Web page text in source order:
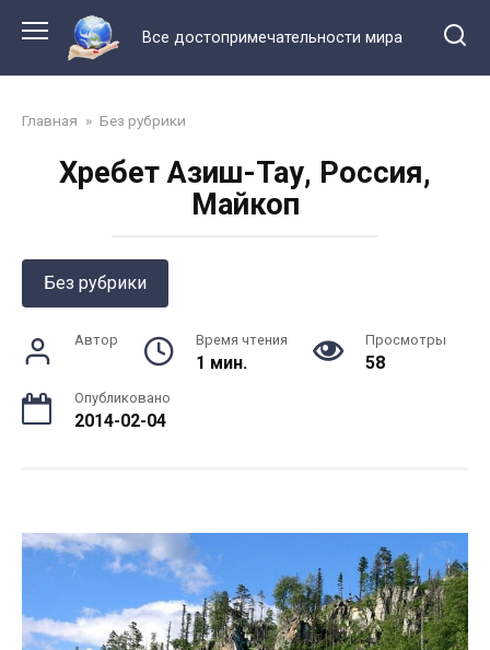
контенту
Все достопримечательности мира
Главная » Без рубрики
Хребет Азиш-Тау, Россия,
Майкоп
Без рубрики
Автор Время чтения
1 мин.
Просмотры
58
Опубликовано
2014-02-04